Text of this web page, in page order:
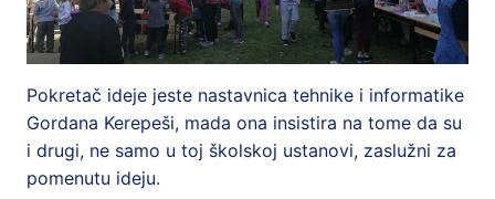
Pokretač ideje jeste nastavnica tehnike i informatike
Gordana Kerepeši, mada ona insistira na tome da su
i drugi, ne samo u toj školskoj ustanovi, zaslužni za
pomenutu ideju.